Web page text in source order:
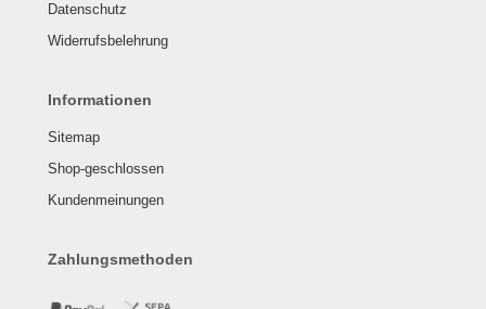
Datenschutz
Widerrufsbelehrung
Informationen
Sitemap
Shop-geschlossen
Kundenmeinungen
Zahlungsmethoden